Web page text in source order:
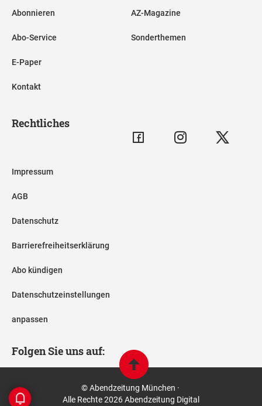
Abonnieren
Abo-Service
E-Paper
Kontakt
AZ-Magazine
Sonderthemen
Rechtliches
Impressum
AGB
Datenschutz
Barrierefreiheitserklärung
Abo kündigen
Datenschutzeinstellungen
anpassen
Folgen Sie uns auf:
© Abendzeitung München ·
Alle Rechte 2026 Abendzeitung Digital